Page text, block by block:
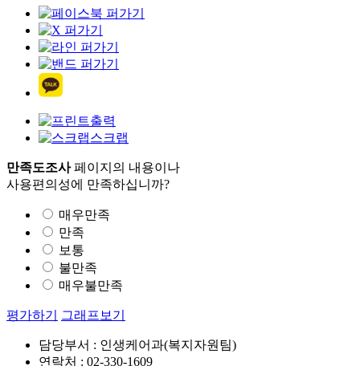
출력
스크랩
만족도조사페이지의 내용이나
사용편의성에 만족하십니까?
매우만족
만족
보통
불만족
매우불만족
평가하기 그래프보기
담당부서 : 인생케어과(복지자원팀)
연락처 : 02-330-1609